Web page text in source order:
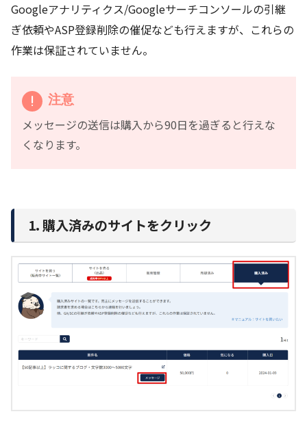
Googleアナリティクス/Googleサーチコンソールの引継
ぎ依頼やASP登録削除の催促なども行えますが、これらの
作業は保証されていません。
注意
メッセージの送信は購入から90日を過ぎると行えな
くなります。
1. 購入済みのサイトをクリック